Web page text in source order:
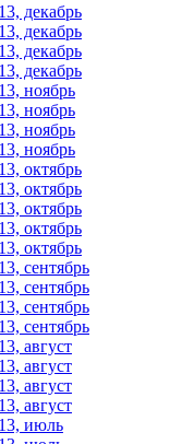
декабрь
декабрь
декабрь
декабрь
ноябрь
ноябрь
ноябрь
ноябрь
октябрь
октябрь
октябрь
октябрь
октябрь
сентябрь
сентябрь
сентябрь
сентябрь
август
август
август
август
июль